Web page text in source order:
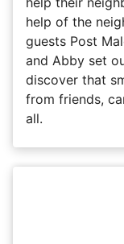
help of the
guests Post
and Abby set
discover that
from friends,
all.